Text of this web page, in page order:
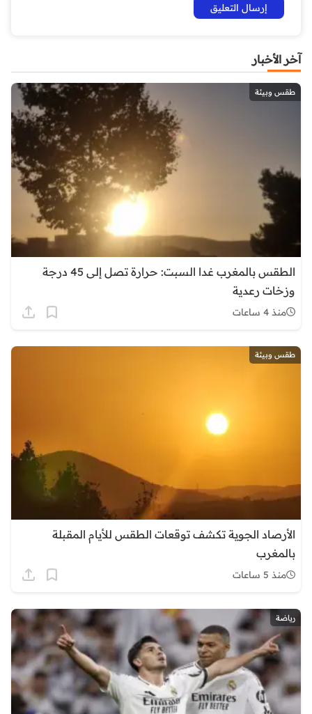
آخر الأخبار
طقس وبيئة
الطقس بالمغرب غدا السبت: حرارة تصل إلى 45 درجة
وزخات رعدية
منذ 4 ساعات
طقس وبيئة
الأرصاد الجوية تكشف توقعات الطقس للأيام المقبلة
بالمغرب
منذ 5 ساعات
رياضة